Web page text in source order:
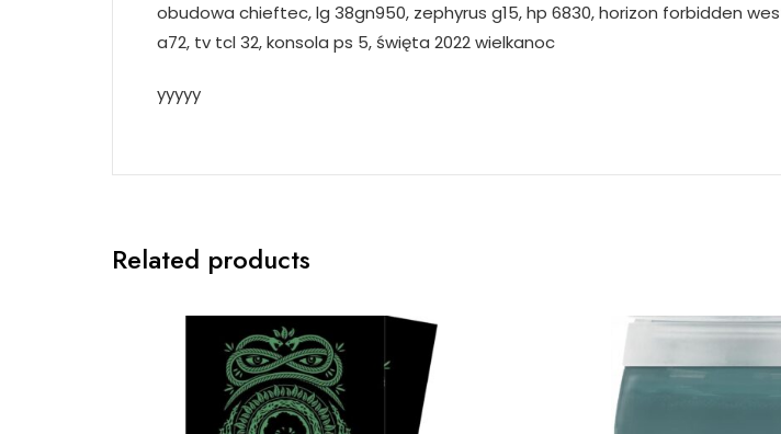
obudowa chieftec, lg 38gn950, zephyrus g15, hp 6830, horizon forbidden
a72, tv tcl 32, konsola ps 5, święta 2022 wielkanoc
yyyyy
Related products